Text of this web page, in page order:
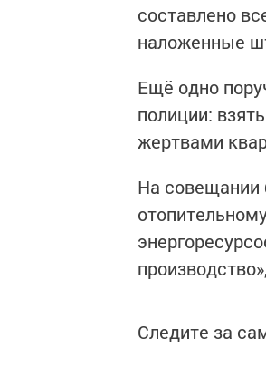
составлено
наложенные
Ещё одно
полиции:
жертвами
На совещании
Следите за